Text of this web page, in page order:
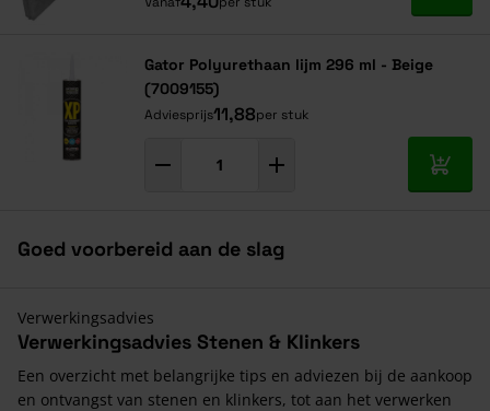
Gator Polyurethaan lijm 296 ml - Beige
(7009155)
Adviesprijs11,88per stuk
In
Goed voorbereid aan de slag
Verwerkingsadvies
Verwerkingsadvies Stenen & Klinkers
Een overzicht met belangrijke tips en adviezen bij de aankoop
en ontvangst van stenen en klinkers, tot aan het verwerken